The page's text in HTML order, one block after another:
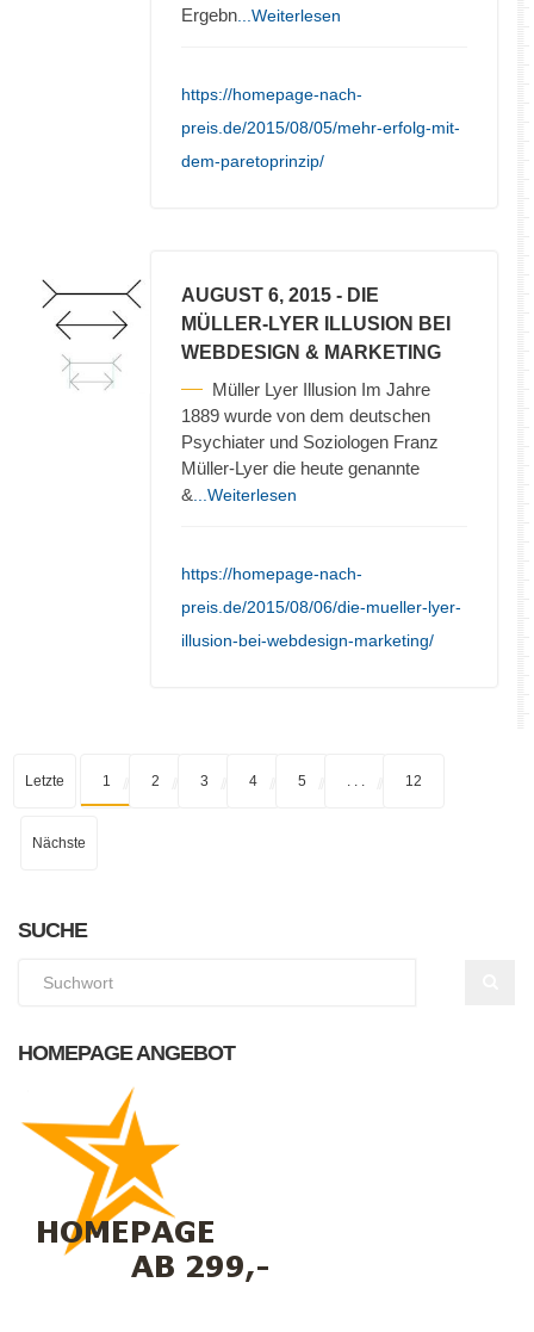
Ergebn ...Weiterlesen
https://homepage-nach-
preis.de/2015/08/05/mehr-erfolg-mit-
dem-paretoprinzip/
AUGUST 6, 2015 - DIE
MÜLLER-LYER ILLUSION BEI
WEBDESIGN & MARKETING
Müller Lyer Illusion Im Jahre
1889 wurde von dem deutschen
Psychiater und Soziologen Franz
Müller-Lyer die heute genannte
& ...Weiterlesen
https://homepage-nach-
preis.de/2015/08/06/die-mueller-lyer-
illusion-bei-webdesign-marketing/
Letzte 1 2 3 4 5 12
Nächste
SUCHE
HOMEPAGE ANGEBOT